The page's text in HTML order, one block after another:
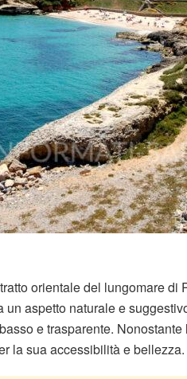
orientale del lungomare di
aspetto naturale e
e trasparente.
la sua accessibilità e bellezza.